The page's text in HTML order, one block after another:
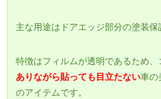
主な用途はドアエッジ部分の塗装保
特徴はフィルムが透明であるため、
ありながら貼っても目立たない車の
のアイテムです。